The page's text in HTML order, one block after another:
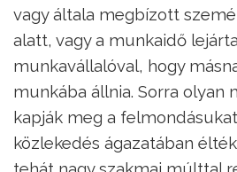
vagy általa megbízott
alatt, vagy a munkaidő
munkavállalóval, hogy
munkába állnia. Sorra olyan
kapják meg a
közlekedés ágazatában